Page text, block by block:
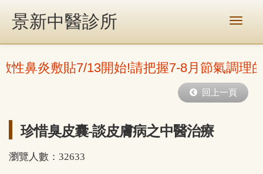
景新中醫診所
性鼻炎敷貼7/13開始!請把握7-8月節氣調理
回上一頁
珍惜臭皮囊-談皮膚病之中醫治療
瀏覽人數：32633